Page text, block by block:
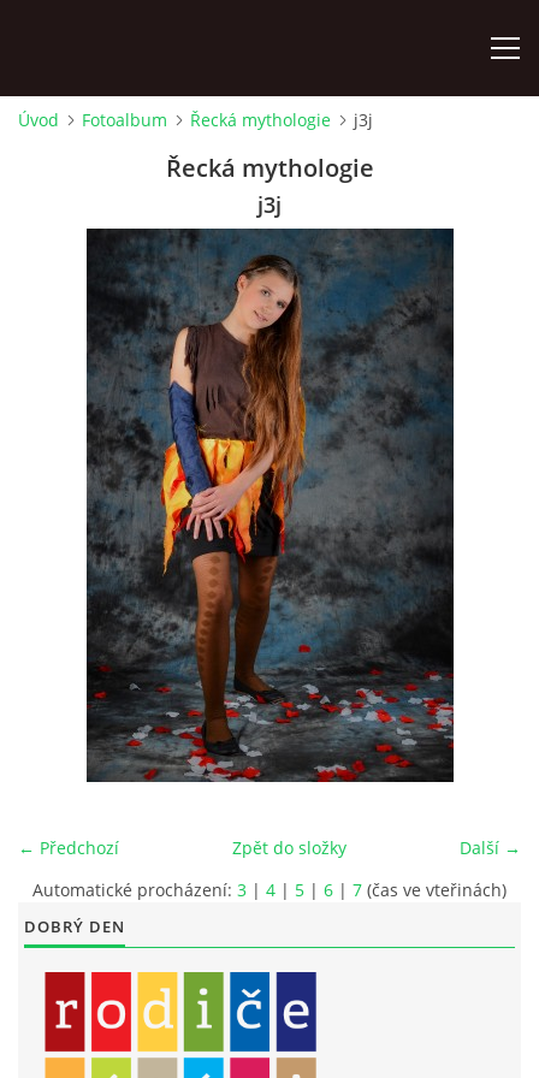
ZAMĚSTNANCI
HUDEBNÍ OBOR
SOUBORY
VÝTVARNÝ OBOR
LITERÁRNĚ DRAMATICKÝ OBOR
DĚTSKÁ UMĚLECKÁ DÍLNA
PRAVIDLA PRO VEŘEJNÉ AKCE ZUŠ STAŇKOV
PŘIJÍMACÍ TALENTOVÉ ZKOUŠKY
ÚŘEDNÍ DESKA
PARTNEŘI ZUŠ STAŇKOV
Úvod Fotoalbum Řecká mythologie j3j
Řecká mythologie
j3j
← Předchozí Další →
Zpět do složky
Automatické procházení: 3 | 4 | 5 | 6 | 7 (čas ve vteřinách)
DOBRÝ DEN